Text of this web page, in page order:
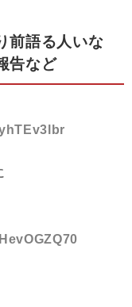
前語る人いな
告など